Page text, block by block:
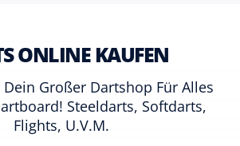
ONLINE KAUFEN
Großer Dartshop Für Alles
Steeldarts, Softdarts,
Flights, U.v.m.